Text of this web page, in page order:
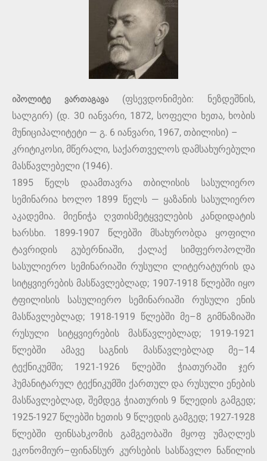
იპოლიტე ვართაგავა(ფსევდონიმები: ნეზდეშნის,
სალგირ) (დ. 30 იანვარი, 1872, სოფელი ხეთა, ხობის
მუნიციპალიტეტი — გ. 6 იანვარი, 1967, თბილისი) –
კრიტიკოსი, მწერალი, საქართველოს დამსახურებული
მასწავლებელი (1946).
1895 წელს დაამთავრა თბილისის სასულიერო
სემინარია ხოლო 1899 წელს — ყაზანის სასულიერო
აკადემია. მიენიჭა ღვთისმეტყველების კანდიდატის
ხარსხი. 1899-1907 წლებში მსახურობდა ყოფილი
ტავრიდის გუბერნიაში, ქალაქ სიმფეროპოლში
სასულიერო სემინარიაში რუსული ლიტერატურის და
სიტყვიერების მასწავლებლად; 1907-1918 წლებში იყო
ტფილისის სასულიერო სემინარიაში რუსული ენის
მასწავლებლად; 1918-1919 წლებში მე–8 გიმნაზიაში
რუსული სიტყვიერების მასწავლებლად; 1919-1921
წლებში ამავე საგნის მასწავლებლად მე–14
ტექნიკუმში; 1921-1926 წლებში ჭიათურაში ჯერ
ჰუმანიტარულ ტექნიკუმში ქართულ და რუსული ენების
მასწავლებლად, შემდეგ ჭიათურის 9 წლედის გამგედ;
1925-1927 წლებში ხეთის 9 წლედის გამგედ; 1927-1928
წლებში ფინსახკომის გამგეობაში მყოფ უმაღლეს
ეკონომიურ–ფინანსურ კურსების სასწავლო ნაწილის